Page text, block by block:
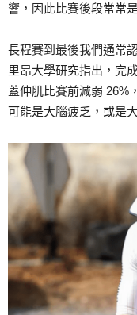
響，因此比賽後段常常
長程賽到最後我們通常
里昂大學研究指出，完
蓋伸肌比賽前減弱 26%
可能是大腦疲乏，或是